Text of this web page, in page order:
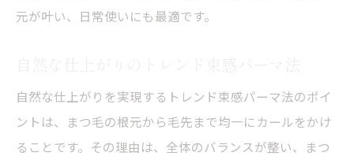
元が叶い、日常使いにも最適です。
自然な仕上がりを実現するトレンド束感パーマ法のポイ
ントは、まつ毛の根元から毛先まで均一にカールをかけ
ることです。その理由は、全体のバランスが整い、まつ